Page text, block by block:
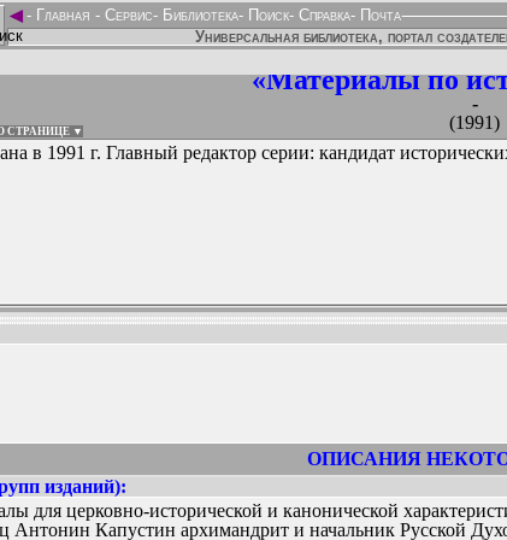
◄- Главная - Сервис- Библиотека- Поиск- Справка- Почта
Универсальная библиотека, портал
«Материалы по
-
(1991)
СТРАНИЦЕ ▼
в 1991 г. Главный редактор серии: кандидат
ОПИСАНИЯ
изданий):
для церковно-исторической и канонической
Капустин архимандрит и начальник Русской